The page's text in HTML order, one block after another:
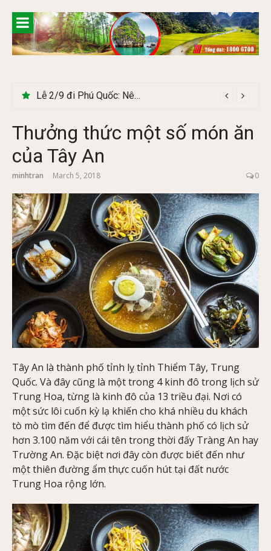
content
Lễ 2/9 đi Phú Quốc: Nên đi tour hay tự túc tiết kiệm hơn
Thưởng thức một số món ăn
của Tây An
minhtran March 5, 2018 0
Tây An là thành phố tỉnh lỵ tỉnh Thiểm Tây, Trung
Quốc. Và đây cũng là một trong 4 kinh đô trong lịch sử
Trung Hoa, từng là kinh đô của 13 triều đại. Nơi có
một sức lôi cuốn kỳ lạ khiến cho khá nhiều du khách
tò mò tìm đến để được tìm hiểu thành phố có lịch sử
hơn 3.100 năm với cái tên trong thời đấy Tràng An hay
Trường An. Đặc biệt nơi đây còn được biết đến như
một thiên đường ẩm thực cuốn hút tại đất nước
Trung Hoa rộng lớn.